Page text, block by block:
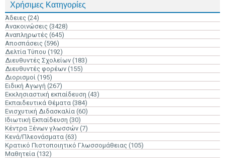
Χρήσιμες Κατηγορίες
Άδειες (24)
Ανακοινώσεις (3428)
Αναπληρωτές (645)
Αποσπάσεις (596)
Δελτία Τύπου (192)
Διευθυντές Σχολείων (183)
Διευθυντές φορέων (155)
Διορισμοί (195)
Ειδική Αγωγή (267)
Εκκλησιαστική εκπαίδευση (43)
Εκπαιδευτικά Θέματα (384)
Ενισχυτική Διδασκαλία (60)
Ιδιωτική Εκπαίδευση (30)
Κέντρα Ξένων γλωσσών (7)
Κενά/Πλεονάσματα (63)
Κρατικό Πιστοποιητικό Γλωσσομάθειας (105)
Μαθητεία (132)